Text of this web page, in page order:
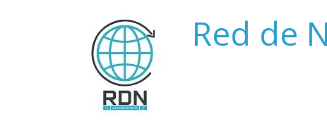
Red de